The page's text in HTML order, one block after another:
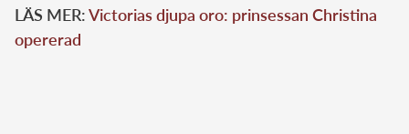
LÄS MER:Victorias djupa oro: prinsessan Christina
opererad